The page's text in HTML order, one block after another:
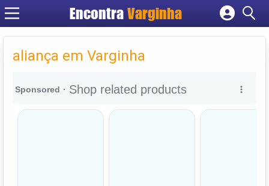
EncontraVarginha
Cadastrar empresa
Criar conta
aliança em Varginha